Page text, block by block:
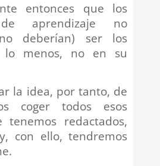
entonces que los
aprendizaje no
deberían) ser los
lo menos, no en su
la idea, por tanto, de
coger todos esos
tenemos redactados,
con ello, tendremos